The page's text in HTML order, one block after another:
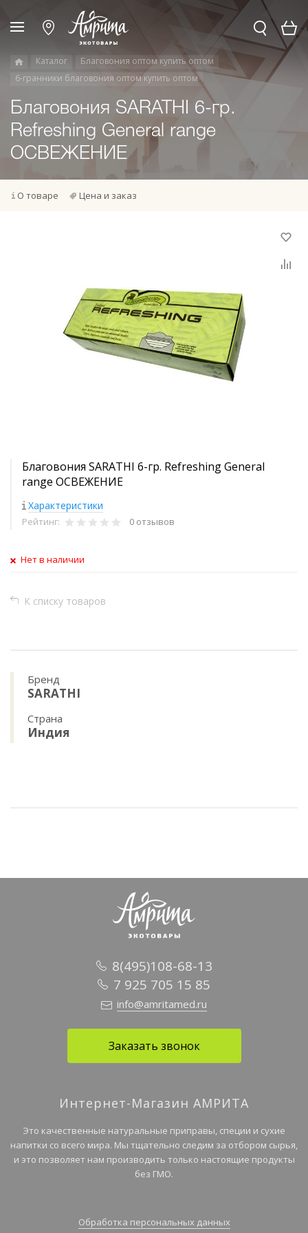
Каталог
Благовония оптом купить оптом
6-гранники благовония оптом купить оптом
Благовония SARATHI 6-гр.
Refreshing General range
ОСВЕЖЕНИЕ
О товаре Цена и заказ
Благовония SARATHI 6-гр. Refreshing General
range ОСВЕЖЕНИЕ
Характеристики
Рейтинг: 0 отзывов
Нет в наличии
К списку товаров
Бренд
SARATHI
Страна
Индия
8(495)108-68-13
7 925 705 15 85
info@amritamed.ru
Заказать звонок
Интернет-Магазин АМРИТА
Это качественные натуральные приправы, специи и сухие
напитки со всего мира. Мы тщательно следим за отбором сырья,
и это позволяет нам производить только настоящие продукты
без ГМО.
Обработка персональных данных